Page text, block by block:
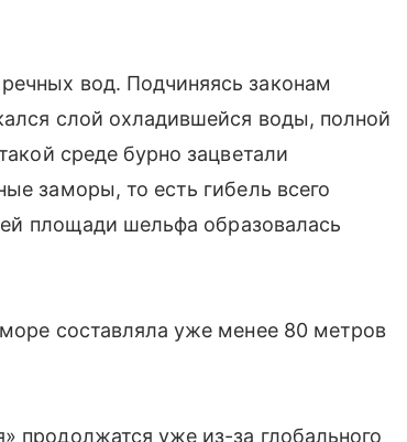
вод. Подчиняясь законам
слой охладившейся воды, полной
среде бурно зацветали
заморы, то есть гибель всего
площади шельфа образовалась
составляла уже менее 80 метров
продолжатся уже из-за глобального